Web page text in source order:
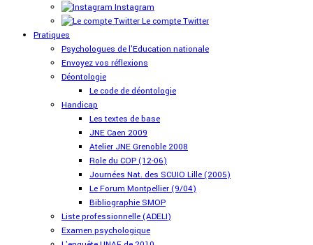
Instagram
Le compte Twitter
Pratiques
Psychologues de l'Education nationale
Envoyez vos réflexions
Déontologie
Le code de déontologie
Handicap
Les textes de base
JNE Caen 2009
Atelier JNE Grenoble 2008
Role du COP (12-06)
Journées Nat. des SCUIO Lille (2005)
Le Forum Montpellier (9/04)
Bibliographie SMOP
Liste professionnelle (ADELI)
Examen psychologique